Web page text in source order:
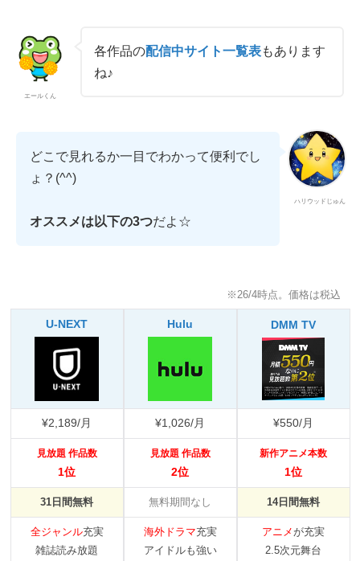
エールくん
各作品の配信中サイト一覧表もあります
ね♪
ハリウッドじゅん
どこで見れるか一目でわかって便利でし
ょ？(^^)
オススメは以下の3つだよ☆
※26/4時点。価格は税込
U-NEXT Hulu DMM TV
¥2,189/月 ¥1,026/月 ¥550/月
見放題 作品数
1位
見放題 作品数
2位
新作アニメ本数
1位
31日間無料 無料期間なし 14日間無料
全ジャンル充実
雑誌読み放題
海外ドラマ充実
アイドルも強い
アニメが充実
2.5次元舞台